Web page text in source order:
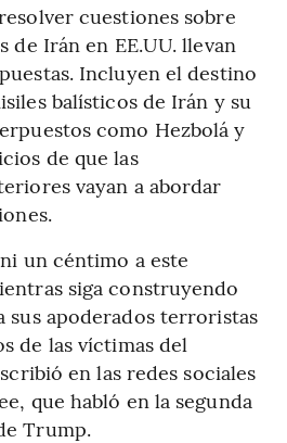
cuestiones sobre
de Irán en EE.UU. llevan
Incluyen el destino
balísticos de Irán y su
como Hezbolá y
de que las
vayan a abordar
un céntimo a este
siga construyendo
sus apoderados terroristas
de las víctimas del
en las redes sociales
que habló en la segunda
Trump.